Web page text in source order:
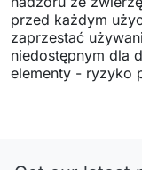
przed każdym
zaprzestać
niedostępnym dla
elementy - ryzyko